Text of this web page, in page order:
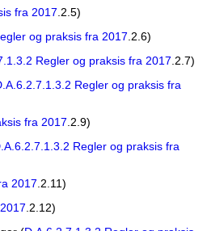
fra 2017 .2.5)
og praksis fra 2017 .2.6)
Regler og praksis fra 2017 .2.7)
Regler og praksis fra
fra 2017 .2.9)
Regler og praksis fra
2017 .2.11)
.2.12)